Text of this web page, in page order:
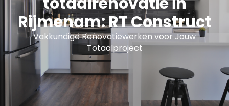
Rijmenam: RT Construct
Vakkundige Renovatiewerken voor Jouw
Totaalproject